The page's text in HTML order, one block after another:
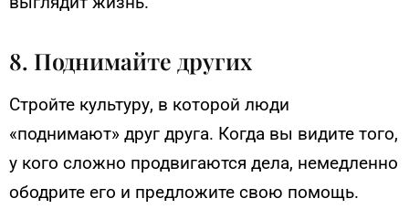
8. Поднимайте других
Стройте культуру, в которой люди
«поднимают» друг друга. Когда вы видите того,
у кого сложно продвигаются дела, немедленно
ободрите его и предложите свою помощь.